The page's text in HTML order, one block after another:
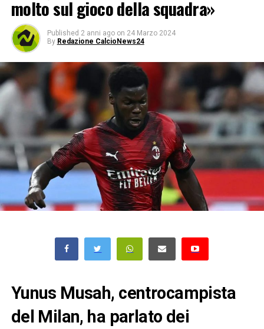
molto sul gioco della squadra»
Published 2 anni ago on 24 Marzo 2024
By Redazione CalcioNews24
Yunus Musah, centrocampista
del Milan, ha parlato dei